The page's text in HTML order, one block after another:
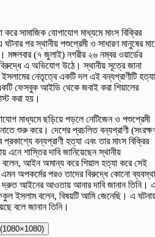
করে সামাজিক যোগাযোগ মাধ্যমে মাংস বিক্রির
পর স্থানীয় পশুপ্রেমী ও সাধারণ মানুষের
(৭ জুলাই) নগরীর ২৬ নম্বর ওয়ার্ডের
এ অভিযোগ উঠে। স্থানীয় সূত্রে জানা
ইসলামের নেতৃত্বে একটি দল এই বন্যপ্রাণীটি হত্যা
ফেসবুক আইডি থেকে জবাই করা শিয়ালের
করা হয়।
মাধ্যমে ছড়িয়ে পড়লে নেটিজেন ও পশুপ্রেমী
শুরু করে। দেশের প্রচলিত বন্যপ্রাণী
বন্যপ্রাণী হত্যা এবং তার মাংস বিক্রির
শাস্তির দাবি জানিয়েছেন স্থানীয়
বলেন, আইন অমান্য করে শিয়াল হত্যা করে সেই
এমন অপকর্মের পরও তাদের বিরুদ্ধে কোনো ব্যবস্থা
দ্রুত আইনের আওতায় আনার দাবি জানান তিনি।
ইসলাম বলেন, বিষয়টি আমি জেনেছি। এ
বলে জানান তিনি।